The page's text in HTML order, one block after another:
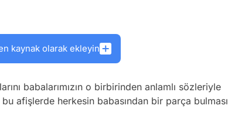
kaynak olarak ekleyin
babalarımızın o birbirinden anlamlı sözleriyle
afişlerde herkesin babasından bir parça bulması